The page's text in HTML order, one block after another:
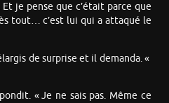
je pense que c’était parce que
tout… c’est lui qui a attaqué le
de surprise et il demanda. «
« Je ne sais pas. Même ce